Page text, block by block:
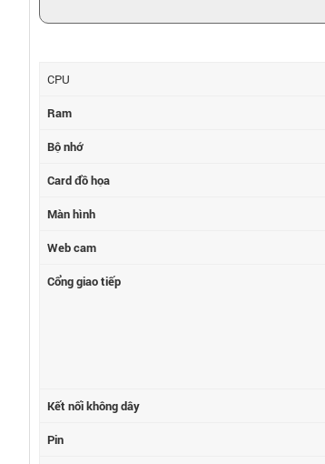
CPU
Ram
Bộ nhớ
Card đồ họa
Màn hình
Web cam
Cổng giao tiếp
Kết nối không dây
Pin